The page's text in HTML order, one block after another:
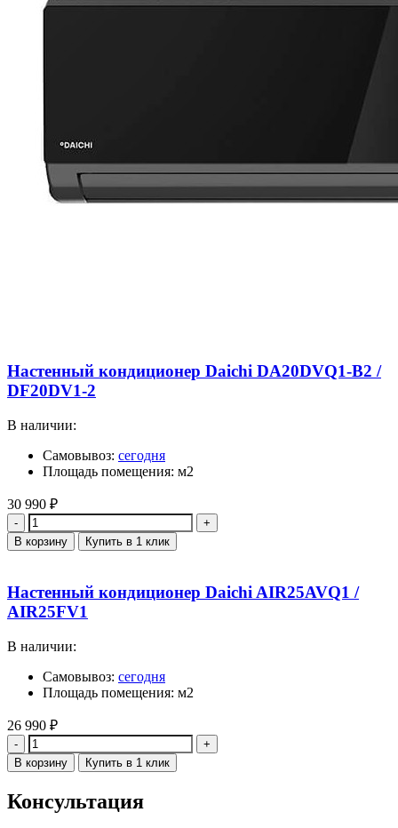
Настенный кондиционер Daichi DA20DVQ1-B2 /
DF20DV1-2
В наличии:
Самовывоз: сегодня
Площадь помещения: м2
30 990 ₽
Количество
В корзину Купить в 1 клик
Настенный кондиционер Daichi AIR25AVQ1 /
AIR25FV1
В наличии:
Самовывоз: сегодня
Площадь помещения: м2
26 990 ₽
Количество
В корзину Купить в 1 клик
Консультация